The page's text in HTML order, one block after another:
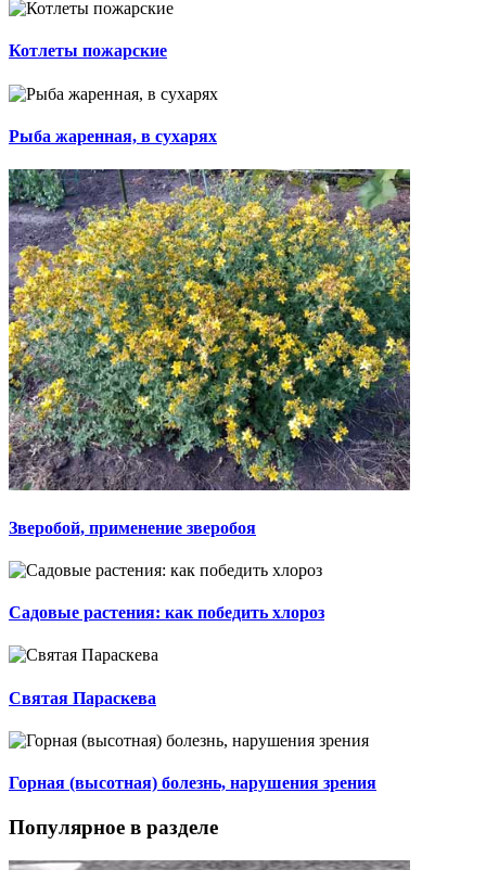
Котлеты пожарские
Рыба жаренная, в сухарях
Зверобой, применение зверобоя
Садовые растения: как победить хлороз
Святая Параскева
Горная (высотная) болезнь, нарушения зрения
Популярное в разделе